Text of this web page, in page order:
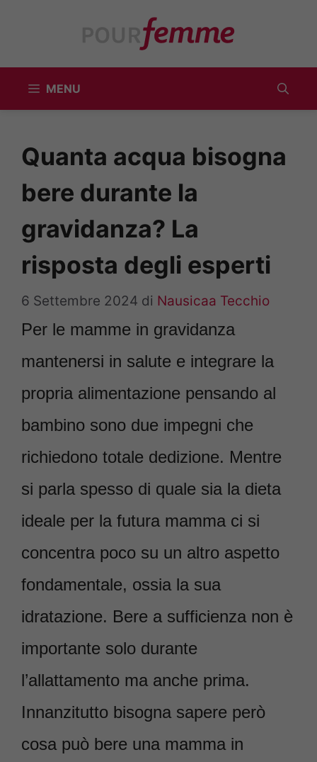
MENU
Quanta acqua bisogna
bere durante la
gravidanza? La
risposta degli esperti
6 Settembre 2024 di Nausicaa Tecchio
Per le mamme in gravidanza
mantenersi in salute e integrare la
propria alimentazione pensando al
bambino sono due impegni che
richiedono totale dedizione. Mentre
si parla spesso di quale sia la dieta
ideale per la futura mamma ci si
concentra poco su un altro aspetto
fondamentale, ossia la sua
idratazione. Bere a sufficienza non è
importante solo durante
l’allattamento ma anche prima.
Innanzitutto bisogna sapere però
cosa può bere una mamma in